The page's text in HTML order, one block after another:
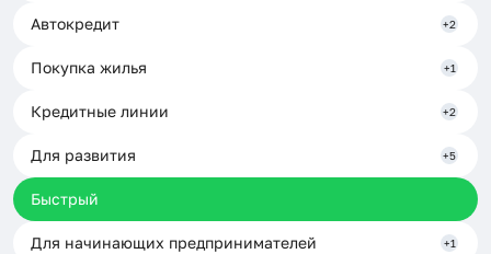
Автокредит +2
Покупка жилья +1
Кредитные линии +2
Для развития +5
Быстрый
Для начинающих предпринимателей +1